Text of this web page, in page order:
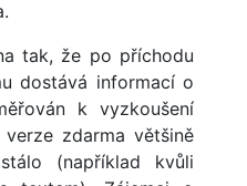
tak, že po příchodu
dostává informací o
k vyzkoušení
zdarma většině
(například kvůli